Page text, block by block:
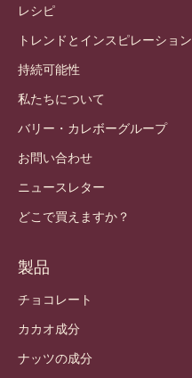
Callebaut
レシピ
トレンドとインスピレーション
持続可能性
私たちについて
バリー・カレボーグループ
お問い合わせ
ニュースレター
どこで買えますか？
製品
チョコレート
カカオ成分
ナッツの成分